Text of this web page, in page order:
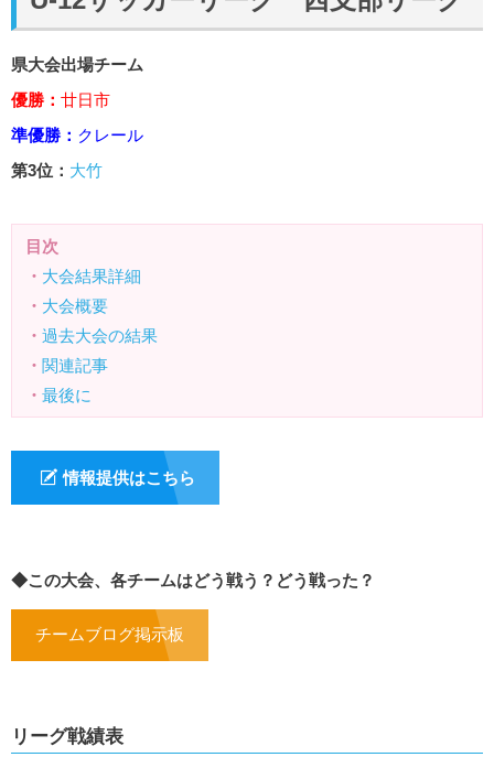
県大会出場チーム
優勝： 廿日市
準優勝： クレール
第3位： 大竹
目次
・ 大会結果詳細
・ 大会概要
・ 過去大会の結果
・ 関連記事
・ 最後に
情報提供はこちら
◆この大会、各チームはどう戦う？どう戦った？
チームブログ掲示板
リーグ戦績表